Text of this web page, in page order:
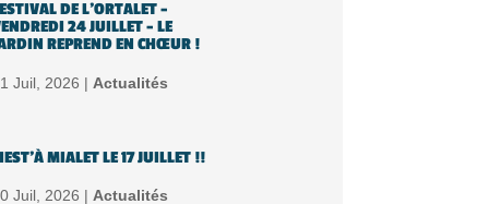
DE L’ORTALET –
24 JUILLET – LE
REPREND EN CHŒUR !
Juil, 2026 | Actualités
MIALET LE 17 JUILLET !!
Juil, 2026 | Actualités